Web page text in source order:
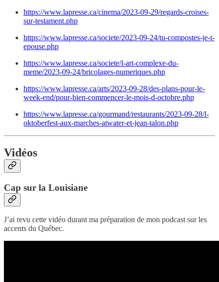
https://www.lapresse.ca/cinema/2023-09-29/regards-croises-
sur-testament.php
https://www.lapresse.ca/societe/2023-09-24/tu-compostes-je-t-
epouse.php
https://www.lapresse.ca/societe/l-art-complexe-du-
meme/2023-09-24/bricolages-numeriques.php
https://www.lapresse.ca/arts/2023-09-28/des-plans-pour-le-
week-end/pour-bien-commencer-le-mois-d-octobre.php
https://www.lapresse.ca/gourmand/restaurants/2023-09-28/l-
oktoberfest-aux-marches-atwater-et-jean-talon.php
Vidéos
Cap sur la Louisiane
J’ai revu cette vidéo durant ma préparation de mon podcast sur les
accents du Québec.